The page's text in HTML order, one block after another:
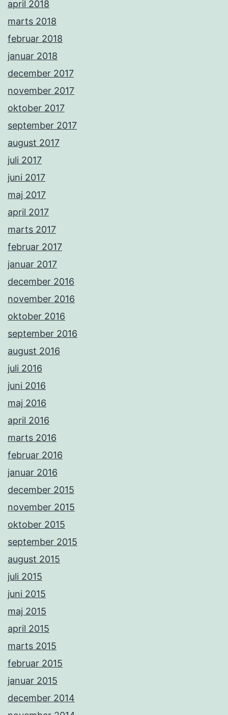
april 2018
marts 2018
februar 2018
januar 2018
december 2017
november 2017
oktober 2017
september 2017
august 2017
juli 2017
juni 2017
maj 2017
april 2017
marts 2017
februar 2017
januar 2017
december 2016
november 2016
oktober 2016
september 2016
august 2016
juli 2016
juni 2016
maj 2016
april 2016
marts 2016
februar 2016
januar 2016
december 2015
november 2015
oktober 2015
september 2015
august 2015
juli 2015
juni 2015
maj 2015
april 2015
marts 2015
februar 2015
januar 2015
december 2014